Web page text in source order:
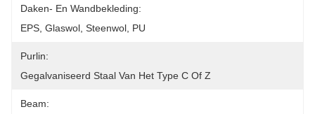
Daken- En Wandbekleding:
EPS, Glaswol, Steenwol, PU
Purlin:
Gegalvaniseerd Staal Van Het Type C Of Z
Beam: